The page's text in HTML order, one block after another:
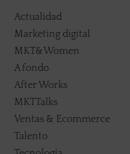
Actualidad
Marketing digital
MKT&Women
A fondo
After Works
MKTTalks
Ventas & Ecommerce
Talento